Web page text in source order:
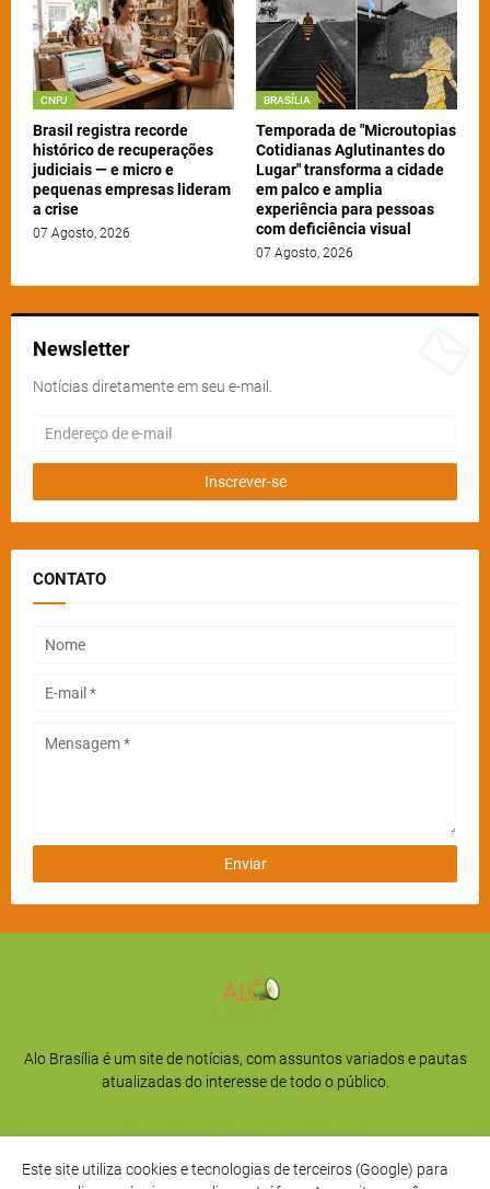
CNPJ
Brasil registra recorde
histórico de recuperações
judiciais — e micro e
pequenas empresas lideram
a crise
07 Agosto, 2026
BRASÍLIA
Temporada de "Microutopias
Cotidianas Aglutinantes do
Lugar" transforma a cidade
em palco e amplia
experiência para pessoas
com deficiência visual
07 Agosto, 2026
Newsletter
Notícias diretamente em seu e-mail.
CONTATO
Alo Brasília é um site de notícias, com assuntos variados e pautas
atualizadas do interesse de todo o público.
Este site utiliza cookies e tecnologias de terceiros (Google) para